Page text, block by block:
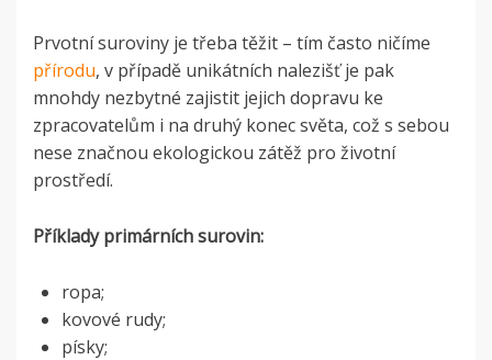
Prvotní suroviny je třeba těžit – tím často ničíme
přírodu, v případě unikátních nalezišť je pak
mnohdy nezbytné zajistit jejich dopravu ke
zpracovatelům i na druhý konec světa, což s sebou
nese značnou ekologickou zátěž pro životní
prostředí.
Příklady primárních surovin:
ropa;
kovové rudy;
písky;